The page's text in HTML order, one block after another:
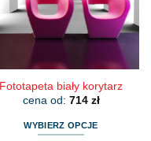
Fototapeta biały korytarz
cena od: 714 zł
WYBIERZ OPCJE